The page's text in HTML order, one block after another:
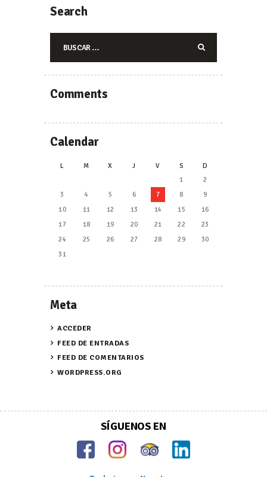
Search
Comments
Calendar
L M X J V S
D
1
2
3
4 5 6 7 8
9
10
11 12 13 14 15
16
17
18 19 20 21 22
23
24
25 26 27 28 29
30
31
Meta
ACCEDER
FEED DE ENTRADAS
FEED DE COMENTARIOS
WORDPRESS.ORG
SÍGUENOS EN